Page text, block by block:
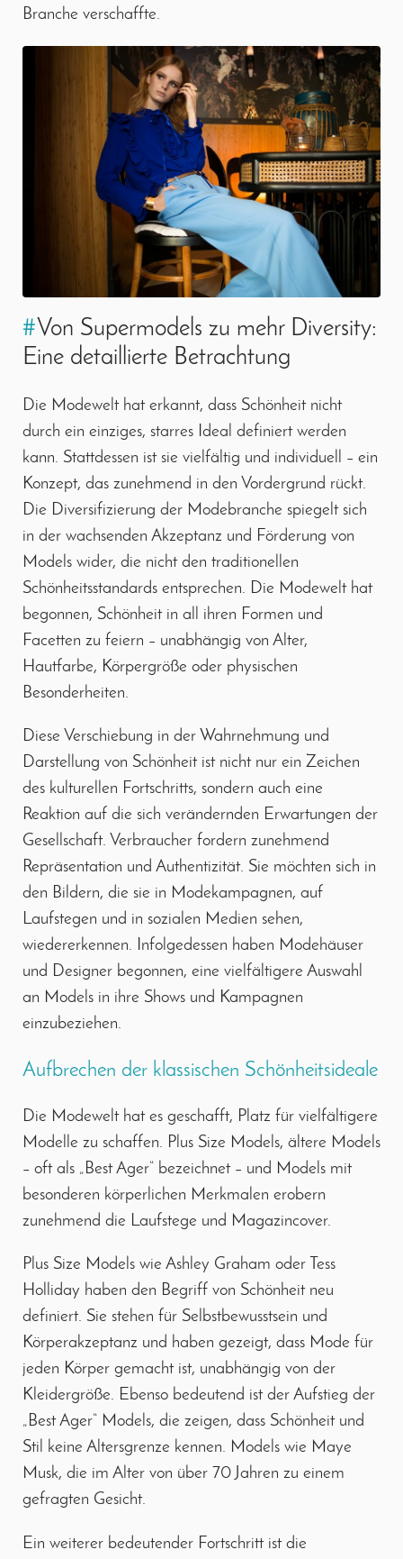
Branche verschaffte.
#Von Supermodels zu mehr Diversity:
Eine detaillierte Betrachtung
Die Modewelt hat erkannt, dass Schönheit nicht
durch ein einziges, starres Ideal definiert werden
kann. Stattdessen ist sie vielfältig und individuell – ein
Konzept, das zunehmend in den Vordergrund rückt.
Die Diversifizierung der Modebranche spiegelt sich
in der wachsenden Akzeptanz und Förderung von
Models wider, die nicht den traditionellen
Schönheitsstandards entsprechen. Die Modewelt hat
begonnen, Schönheit in all ihren Formen und
Facetten zu feiern – unabhängig von Alter,
Hautfarbe, Körpergröße oder physischen
Besonderheiten.
Diese Verschiebung in der Wahrnehmung und
Darstellung von Schönheit ist nicht nur ein Zeichen
des kulturellen Fortschritts, sondern auch eine
Reaktion auf die sich verändernden Erwartungen der
Gesellschaft. Verbraucher fordern zunehmend
Repräsentation und Authentizität. Sie möchten sich in
den Bildern, die sie in Modekampagnen, auf
Laufstegen und in sozialen Medien sehen,
wiedererkennen. Infolgedessen haben Modehäuser
und Designer begonnen, eine vielfältigere Auswahl
an Models in ihre Shows und Kampagnen
einzubeziehen.
Aufbrechen der klassischen Schönheitsideale
Die Modewelt hat es geschafft, Platz für vielfältigere
Modelle zu schaffen. Plus Size Models, ältere Models
– oft als „Best Ager“ bezeichnet – und Models mit
besonderen körperlichen Merkmalen erobern
zunehmend die Laufstege und Magazincover.
Plus Size Models wie Ashley Graham oder Tess
Holliday haben den Begriff von Schönheit neu
definiert. Sie stehen für Selbstbewusstsein und
Körperakzeptanz und haben gezeigt, dass Mode für
jeden Körper gemacht ist, unabhängig von der
Kleidergröße. Ebenso bedeutend ist der Aufstieg der
„Best Ager“ Models, die zeigen, dass Schönheit und
Stil keine Altersgrenze kennen. Models wie Maye
Musk, die im Alter von über 70 Jahren zu einem
gefragten Gesicht.
Ein weiterer bedeutender Fortschritt ist die